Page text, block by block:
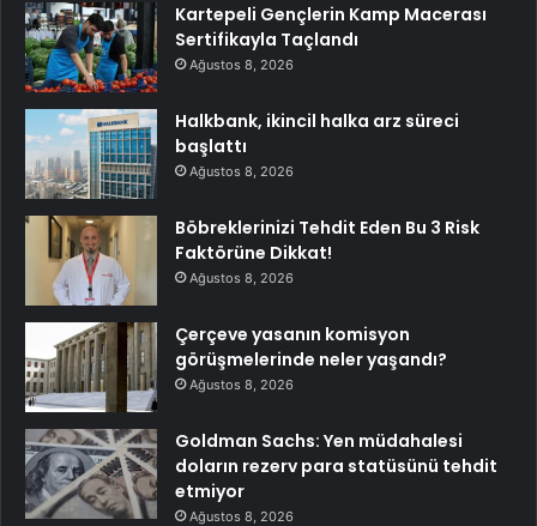
Kartepeli Gençlerin Kamp Macerası
Sertifikayla Taçlandı
Ağustos 8, 2026
Halkbank, ikincil halka arz süreci
başlattı
Ağustos 8, 2026
Böbreklerinizi Tehdit Eden Bu 3 Risk
Faktörüne Dikkat!
Ağustos 8, 2026
Çerçeve yasanın komisyon
görüşmelerinde neler yaşandı?
Ağustos 8, 2026
Goldman Sachs: Yen müdahalesi
doların rezerv para statüsünü tehdit
etmiyor
Ağustos 8, 2026